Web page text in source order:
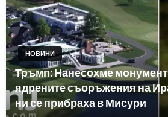
НОВИНИ
Тръмп: Нанесохме
ядрените съоръжения на
ни се прибраха в Мисури